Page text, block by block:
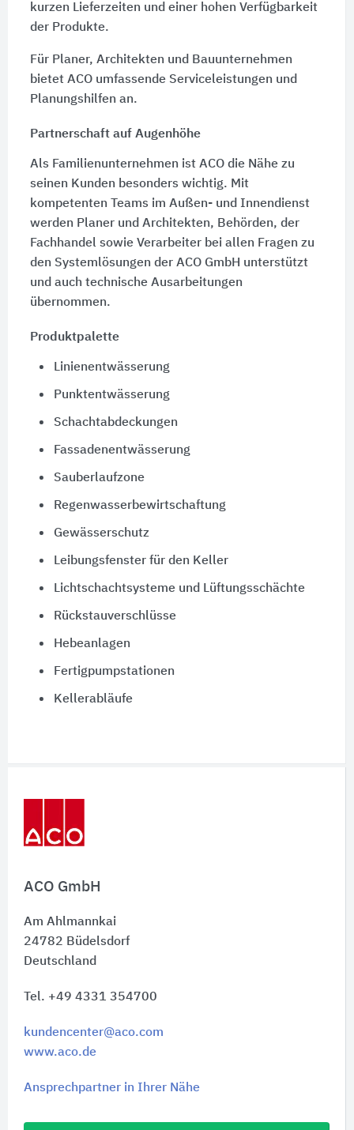
ACO GmbH
Am Ahlmannkai
24782 Büdelsdorf
Deutschland
Tel. +49 4331 354700
kundencenter@aco.com
www.aco.de
Ansprechpartner in Ihrer Nähe
kurzen Lieferzeiten und einer hohen Verfügbarkeit
der Produkte.
Für Planer, Architekten und Bauunternehmen
bietet ACO umfassende Serviceleistungen und
Planungshilfen an.
Partnerschaft auf Augenhöhe
Als Familienunternehmen ist ACO die Nähe zu
seinen Kunden besonders wichtig. Mit
kompetenten Teams im Außen- und Innendienst
werden Planer und Architekten, Behörden, der
Fachhandel sowie Verarbeiter bei allen Fragen zu
den Systemlösungen der ACO GmbH unterstützt
und auch technische Ausarbeitungen
übernommen.
Produktpalette
Linienentwässerung
Punktentwässerung
Schachtabdeckungen
Fassadenentwässerung
Sauberlaufzone
Regenwasserbewirtschaftung
Gewässerschutz
Leibungsfenster für den Keller
Lichtschachtsysteme und Lüftungsschächte
Rückstauverschlüsse
Hebeanlagen
Fertigpumpstationen
Kellerabläufe
Schnelleinstiege